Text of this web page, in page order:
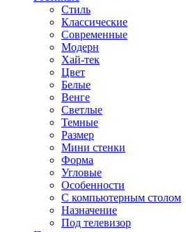
Стиль
Классические
Современные
Модерн
Хай-тек
Цвет
Белые
Венге
Светлые
Темные
Размер
Мини стенки
Форма
Угловые
Особенности
С компьютерным столом
Назначение
Под телевизор